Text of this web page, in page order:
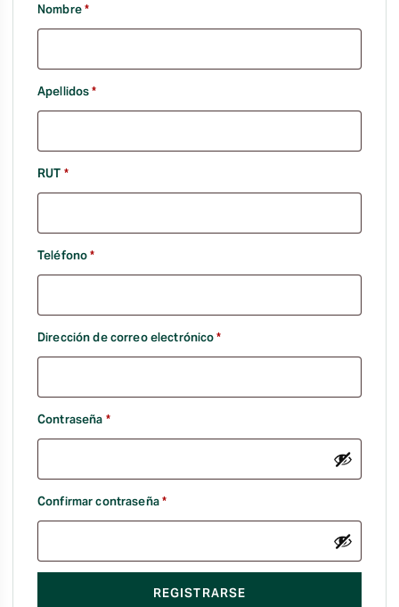
Nombre*Obligatorio
Apellidos*Obligatorio
RUT *Obligatorio
Teléfono*Obligatorio
Dirección de correo electrónico*Obligatorio
Contraseña *Obligatorio
Confirmar contraseña*Obligatorio
REGISTRARSE